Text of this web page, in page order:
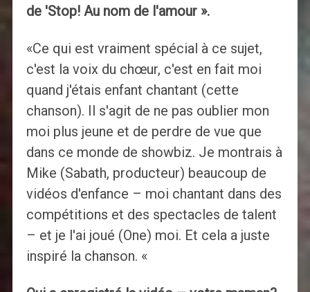
de 'Stop! Au nom de l'amour ».
«Ce qui est vraiment spécial à ce sujet,
c'est la voix du chœur, c'est en fait moi
quand j'étais enfant chantant (cette
chanson). Il s'agit de ne pas oublier mon
moi plus jeune et de perdre de vue que
dans ce monde de showbiz. Je montrais à
Mike (Sabath, producteur) beaucoup de
vidéos d'enfance – moi chantant dans des
compétitions et des spectacles de talent
– et je l'ai joué (One) moi. Et cela a juste
inspiré la chanson. «